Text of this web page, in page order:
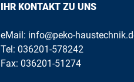
IHR KONTAKT ZU UNS
eMail: info@peko-
Tel:036201-578242
Fax: 036201-51274